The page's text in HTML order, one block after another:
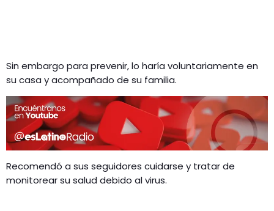
Sin embargo para prevenir, lo haría voluntariamente en
su casa y acompañado de su familia.
Recomendó a sus seguidores cuidarse y tratar de
monitorear su salud debido al virus.